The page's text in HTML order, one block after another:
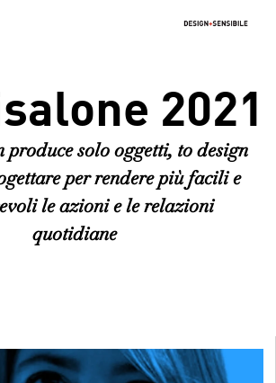
2021
produce solo oggetti, to design
per rendere più facili e
le azioni e le relazioni
quotidiane